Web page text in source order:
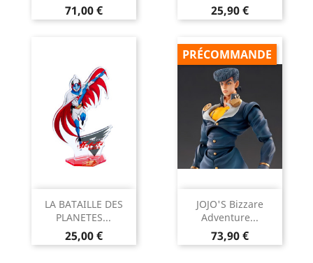
Prix
71,00 € Prix
25,90 €
LA BATAILLE DES
PLANETES...
Prix
25,00 €
JOJO'S Bizzare
Adventure...
Prix
73,90 €
PRÉCOMMANDE